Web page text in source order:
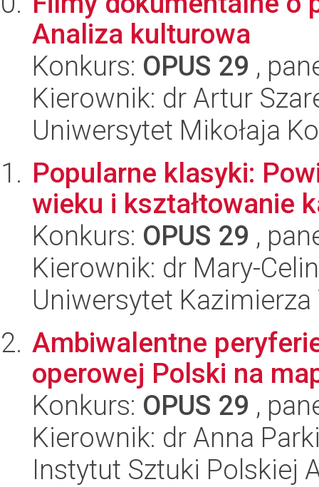
Analiza kulturowa
Konkurs: OPUS 29 ,
Kierownik: dr Artur
Uniwersytet Mikołaja
Popularne klasyki:
wieku i kształtowanie
Konkurs: OPUS 29 ,
Kierownik: dr Mary-
Uniwersytet
Ambiwalentne
operowej Polski na
Konkurs: OPUS 29 ,
Kierownik: dr Anna
Instytut Sztuki Polskiej